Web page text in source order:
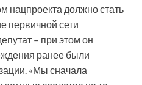
должно стать
первичной сети
– при этом он
ранее были
«Мы сначала